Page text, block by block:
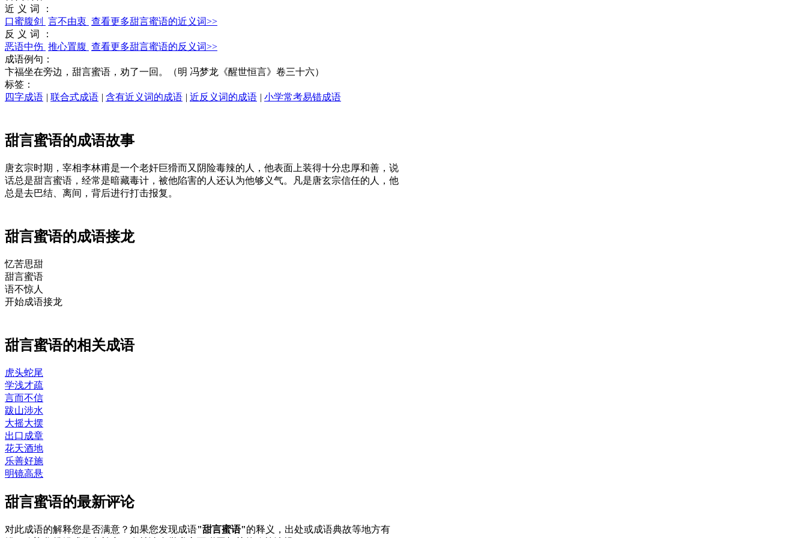
近义词：
口蜜腹剑
言不由衷 查看更多甜言蜜语的近义词>>
反义词：
恶语中伤 推心置腹 查看更多甜言蜜语的反义词>>
成语例句：
卞福坐在旁边，甜言蜜语，劝了一回。（明 冯梦龙《醒世恒言》卷三十六）
标签：
四字成语 | 联合式成语 | 含有近义词的成语 | 近反义词的成语 | 小学常考易错成语
甜言蜜语的成语故事
唐玄宗时期，宰相李林甫是一个老奸巨猾而又阴险毒辣的人，他表面上装得十分忠厚和善，说
话总是甜言蜜语，经常是暗藏毒计，被他陷害的人还认为他够义气。凡是唐玄宗信任的人，他
总是去巴结、离间，背后进行打击报复。
甜言蜜语的成语接龙
忆苦思甜
甜言蜜语
语不惊人
开始成语接龙
甜言蜜语的相关成语
虎头蛇尾
学浅才疏
言而不信
跋山涉水
大摇大摆
出口成章
花天酒地
乐善好施
明镜高悬
甜言蜜语的最新评论
对此成语的解释您是否满意？如果您发现成语"甜言蜜语"的释义，出处或成语典故等地方有